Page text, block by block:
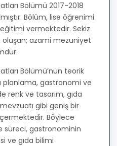
Bölümü 2017-2018
Bölüm, lise öğrenimi
eğitimi vermektedir. Sekiz
azami mezuniyet
Bölümü’nün teorik
planlama, gastronomi ve
renk ve tasarım, gıda
gibi geniş bir
Böylece
gastronominin
ve gıda bilimi